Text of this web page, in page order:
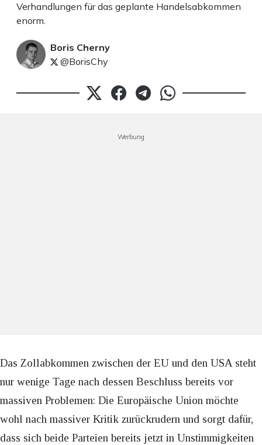
Verhandlungen für das geplante Handelsabkommen
enorm.
Boris Cherny
@BorisChy
Werbung
Das Zollabkommen zwischen der EU und den USA steht
nur wenige Tage nach dessen Beschluss bereits vor
massiven Problemen: Die Europäische Union möchte
wohl nach massiver Kritik zurückrudern und sorgt dafür,
dass sich beide Parteien bereits jetzt in Unstimmigkeiten